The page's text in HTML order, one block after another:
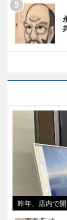
昨年、店内で